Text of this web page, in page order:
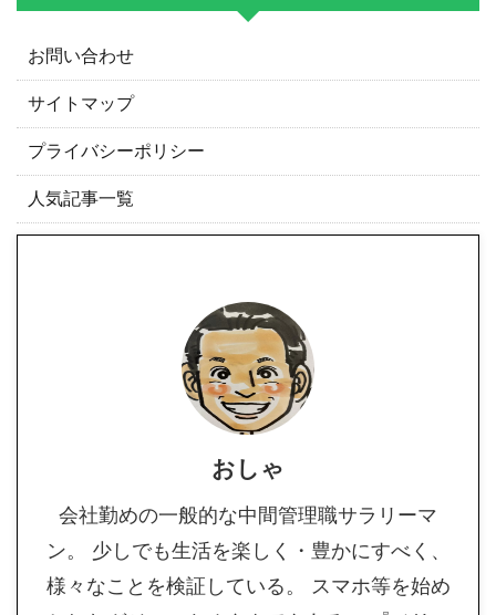
お問い合わせ
サイトマップ
プライバシーポリシー
人気記事一覧
おしゃ
会社勤めの一般的な中間管理職サラリーマ
ン。 少しでも生活を楽しく・豊かにすべく、
様々なことを検証している。 スマホ等を始め